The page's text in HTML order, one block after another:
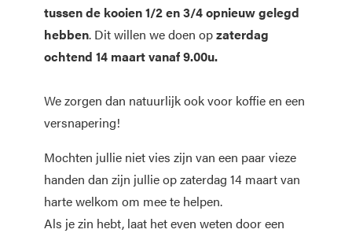
tussen de kooien 1/2 en 3/4 opnieuw gelegd
hebben. Dit willen we doen opzaterdag
ochtend 14 maart vanaf 9.00u.
We zorgen dan natuurlijk ook voor koffie en een
versnapering!
Mochten jullie niet vies zijn van een paar vieze
handen dan zijn jullie op zaterdag 14 maart van
harte welkom om mee te helpen.
Als je zin hebt, laat het even weten door een